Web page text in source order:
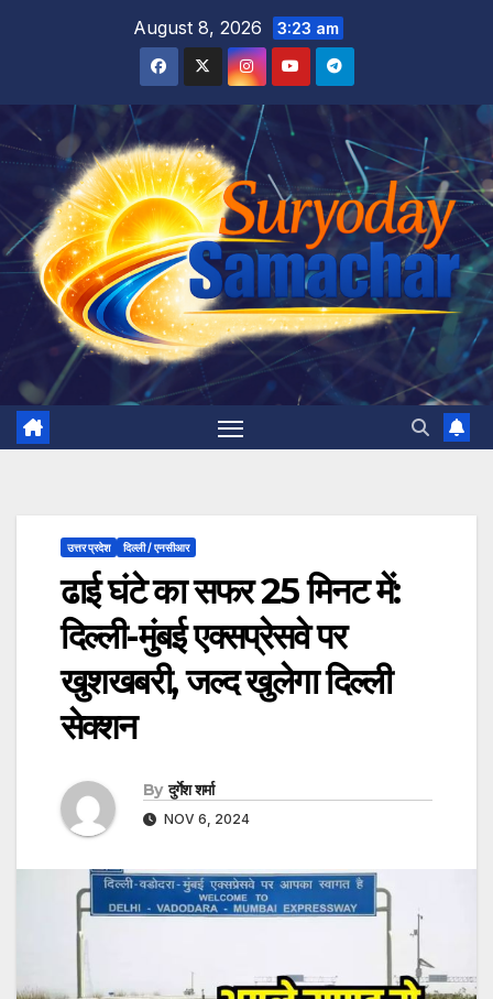
August 8, 2026 3:23 am
उत्तर प्रदेश दिल्ली / एनसीआर
ढाई घंटे का सफर 25 मिनट में:
दिल्ली-मुंबई एक्सप्रेसवे पर
खुशखबरी, जल्द खुलेगा दिल्ली
सेक्शन
By दुर्गेश शर्मा
NOV 6, 2024